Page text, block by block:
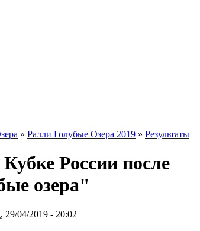
» Ралли Голубые Озера 2019 » Результаты
России после
озера"
04/2019 - 20:02